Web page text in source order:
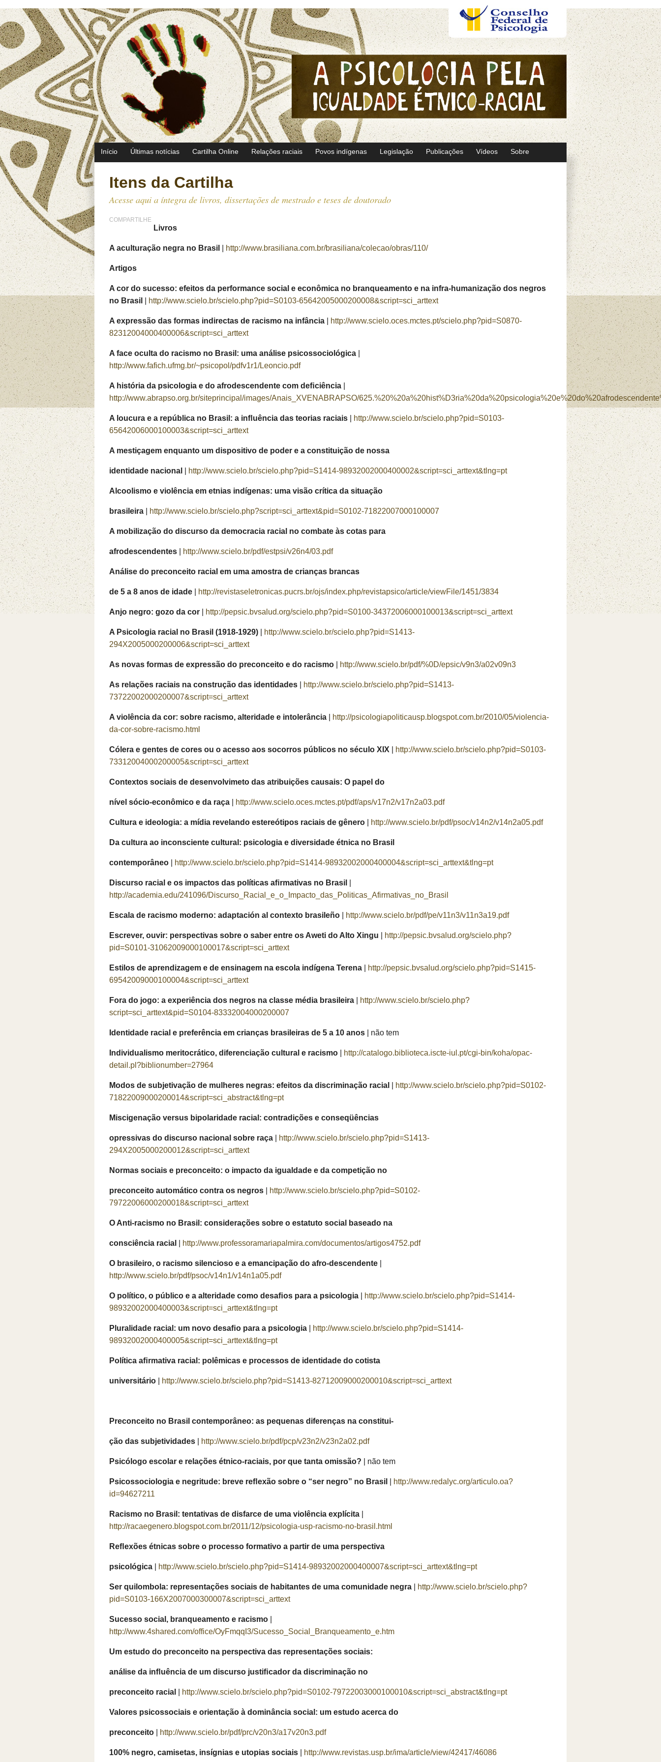
Início Últimas notícias Cartilha Online Relações raciais Povos indígenas Legislação Publicações Vídeos Sobre
Itens da Cartilha
Acesse aqui a íntegra de livros, dissertações de mestrado e teses de doutorado
COMPARTILHE
Livros
A aculturação negra no Brasil http://www.brasiliana.com.br/brasiliana/colecao/obras/110/
Artigos
A cor do sucesso: efeitos da performance social e econômica no branqueamento e na infra-humanização dos negros
no Brasil
http://www.scielo.br/scielo.php?pid=S0103-65642005000200008&script=sci_arttext
A expressão das formas indirectas de racismo na infância
http://www.scielo.oces.mctes.pt/scielo.php?pid=S0870-
82312004000400006&script=sci_arttext
A face oculta do racismo no Brasil: uma análise psicossociológica
http://www.fafich.ufmg.br/~psicopol/pdfv1r1/Leoncio.pdf
A história da psicologia e do afrodescendente com deﬁciência
http://www.abrapso.org.br/siteprincipal/images/Anais_XVENABRAPSO/
A loucura e a república no Brasil: a inﬂuência das teorias raciais
http://www.scielo.br/scielo.php?pid=S0103-
65642006000100003&script=sci_arttext
A mestiçagem enquanto um dispositivo de poder e a constituição de nossa
identidade nacional http://www.scielo.br/scielo.php?pid=S1414-98932002000400002&script=sci_arttext&tlng=pt
Alcoolismo e violência em etnias indígenas: uma visão crítica da situação
brasileira http://www.scielo.br/scielo.php?script=sci_arttext&pid=S0102-71822007000100007
A mobilização do discurso da democracia racial no combate às cotas para
afrodescendentes http://www.scielo.br/pdf/estpsi/v26n4/03.pdf
Análise do preconceito racial em uma amostra de crianças brancas
de 5 a 8 anos de idade http://revistaseletronicas.pucrs.br/ojs/index.php/revistapsico/article/viewFile/1451/3834
Anjo negro: gozo da cor http://pepsic.bvsalud.org/scielo.php?pid=S0100-34372006000100013&script=sci_arttext
A Psicologia racial no Brasil (1918-1929)
http://www.scielo.br/scielo.php?pid=S1413-
294X2005000200006&script=sci_arttext
As novas formas de expressão do preconceito e do racismo http://www.scielo.br/pdf/%0D/epsic/v9n3/a02v09n3
As relações raciais na construção das identidades
http://www.scielo.br/scielo.php?pid=S1413-
73722002000200007&script=sci_arttext
A violência da cor: sobre racismo, alteridade e intolerância
http://psicologiapoliticausp.blogspot.com.br/2010/05/violencia-
da-cor-sobre-racismo.html
Cólera e gentes de cores ou o acesso aos socorros públicos no século XIX
http://www.scielo.br/scielo.php?pid=S0103-
73312004000200005&script=sci_arttext
Contextos sociais de desenvolvimeto das atribuições causais: O papel do
nível sócio-econômico e da raça http://www.scielo.oces.mctes.pt/pdf/aps/v17n2/v17n2a03.pdf
Cultura e ideologia: a mídia revelando estereótipos raciais de gênero http://www.scielo.br/pdf/psoc/v14n2/v14n2a05.pdf
Da cultura ao inconsciente cultural: psicologia e diversidade étnica no Brasil
contemporâneo http://www.scielo.br/scielo.php?pid=S1414-98932002000400004&script=sci_arttext&tlng=pt
Discurso racial e os impactos das políticas aﬁrmativas no Brasil
http://academia.edu/241096/Discurso_Racial_e_o_Impacto_das_Politicas_Afirmativas_no_Brasil
Escala de racismo moderno: adaptación al contexto brasileño http://www.scielo.br/pdf/pe/v11n3/v11n3a19.pdf
Escrever, ouvir: perspectivas sobre o saber entre os Aweti do Alto Xingu
http://pepsic.bvsalud.org/scielo.php?
pid=S0101-31062009000100017&script=sci_arttext
Estilos de aprendizagem e de ensinagem na escola indígena Terena
http://pepsic.bvsalud.org/scielo.php?pid=S1415-
69542009000100004&script=sci_arttext
Fora do jogo: a experiência dos negros na classe média brasileira
http://www.scielo.br/scielo.php?
script=sci_arttext&pid=S0104-83332004000200007
Identidade racial e preferência em crianças brasileiras de 5 a 10 anos | não tem
Individualismo meritocrático, diferenciação cultural e racismo
http://catalogo.biblioteca.iscte-iul.pt/cgi-bin/koha/opac-
detail.pl?biblionumber=27964
Modos de subjetivação de mulheres negras: efeitos da discriminação racial
http://www.scielo.br/scielo.php?pid=S0102-
71822009000200014&script=sci_abstract&tlng=pt
Miscigenação versus bipolaridade racial: contradições e conseqüências
opressivas do discurso nacional sobre raça
http://www.scielo.br/scielo.php?pid=S1413-
294X2005000200012&script=sci_arttext
Normas sociais e preconceito: o impacto da igualdade e da competição no
preconceito automático contra os negros
http://www.scielo.br/scielo.php?pid=S0102-
79722006000200018&script=sci_arttext
O Anti-racismo no Brasil: considerações sobre o estatuto social baseado na
consciência racial http://www.professoramariapalmira.com/documentos/artigos4752.pdf
O brasileiro, o racismo silencioso e a emancipação do afro-descendente
http://www.scielo.br/pdf/psoc/v14n1/v14n1a05.pdf
O político, o público e a alteridade como desaﬁos para a psicologia
http://www.scielo.br/scielo.php?pid=S1414-
98932002000400003&script=sci_arttext&tlng=pt
Pluralidade racial: um novo desaﬁo para a psicologia
http://www.scielo.br/scielo.php?pid=S1414-
98932002000400005&script=sci_arttext&tlng=pt
Política aﬁrmativa racial: polêmicas e processos de identidade do cotista
universitário http://www.scielo.br/scielo.php?pid=S1413-82712009000200010&script=sci_arttext
Preconceito no Brasil contemporâneo: as pequenas diferenças na constitui-
ção das subjetividades http://www.scielo.br/pdf/pcp/v23n2/v23n2a02.pdf
Psicólogo escolar e relações étnico-raciais, por que tanta omissão? | não tem
Psicossociologia e negritude: breve reﬂexão sobre o “ser negro” no Brasil
http://www.redalyc.org/articulo.oa?
id=94627211
Racismo no Brasil: tentativas de disfarce de uma violência explícita
http://racaegenero.blogspot.com.br/2011/12/psicologia-usp-racismo-no-brasil.html
Reﬂexões étnicas sobre o processo formativo a partir de uma perspectiva
psicológica http://www.scielo.br/scielo.php?pid=S1414-98932002000400007&script=sci_arttext&tlng=pt
Ser quilombola: representações sociais de habitantes de uma comunidade negra
http://www.scielo.br/scielo.php?
pid=S0103-166X2007000300007&script=sci_arttext
Sucesso social, branqueamento e racismo
http://www.4shared.com/office/OyFmqqI3/Sucesso_Social_Branqueamento_e.htm
Um estudo do preconceito na perspectiva das representações sociais:
análise da inﬂuência de um discurso justiﬁcador da discriminação no
preconceito racial http://www.scielo.br/scielo.php?pid=S0102-79722003000100010&script=sci_abstract&tlng=pt
Valores psicossociais e orientação à dominância social: um estudo acerca do
preconceito http://www.scielo.br/pdf/prc/v20n3/a17v20n3.pdf
100% negro, camisetas, insígnias e utopias sociais http://www.revistas.usp.br/ima/article/view/42417/46086